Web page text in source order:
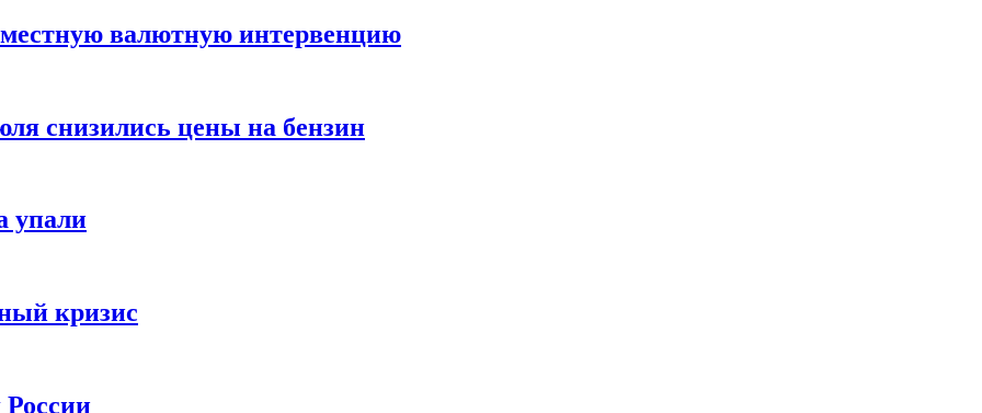
валютную интервенцию
снизились цены на бензин
упали
кризис